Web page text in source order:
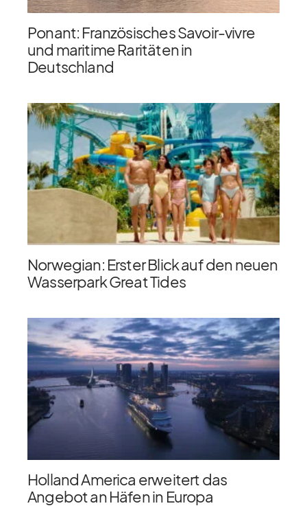
Ponant: Französisches Savoir-vivre
und maritime Raritäten in
Deutschland
Norwegian: Erster Blick auf den neuen
Wasserpark Great Tides
Holland America erweitert das
Angebot an Häfen in Europa